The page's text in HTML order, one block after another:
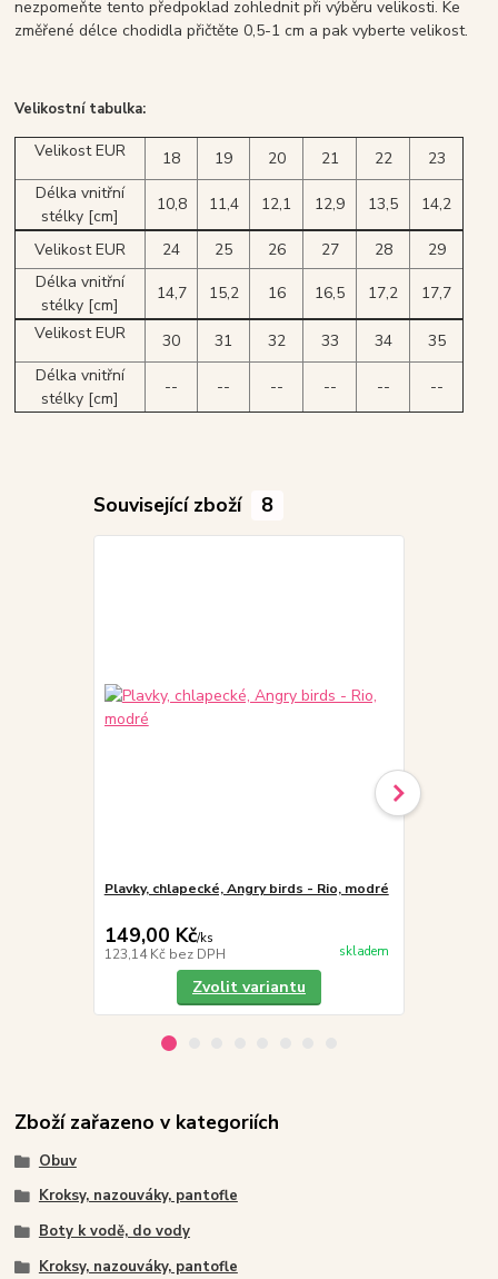
nezpomeňte tento předpoklad zohlednit při výběru velikosti. Ke
změřené délce chodidla přičtěte 0,5-1 cm a pak vyberte velikost.
Velikostní tabulka:
Velikost EUR 18 19 20 21 22
23
Délka vnitřní
stélky [cm]
10,8 11,4 12,1 12,9 13,5 14,2
Velikost EUR 24 25 26 27 28
29
Délka vnitřní
stélky [cm]
14,7 15,2 16 16,5 17,2
17,7
Velikost EUR
30 31 32 33 34
35
Délka vnitřní
stélky [cm]
-- -- -- -- -- --
Související zboží 8
Plavky, chlapecké, Angry birds - Rio, modré
149,00 Kč/ks
123,14 Kč bez DPH skladem
Zvolit variantu
Zboží zařazeno v kategoriích
Obuv
Kroksy, nazouváky, pantofle
Boty k vodě, do vody
Kroksy, nazouváky, pantofle